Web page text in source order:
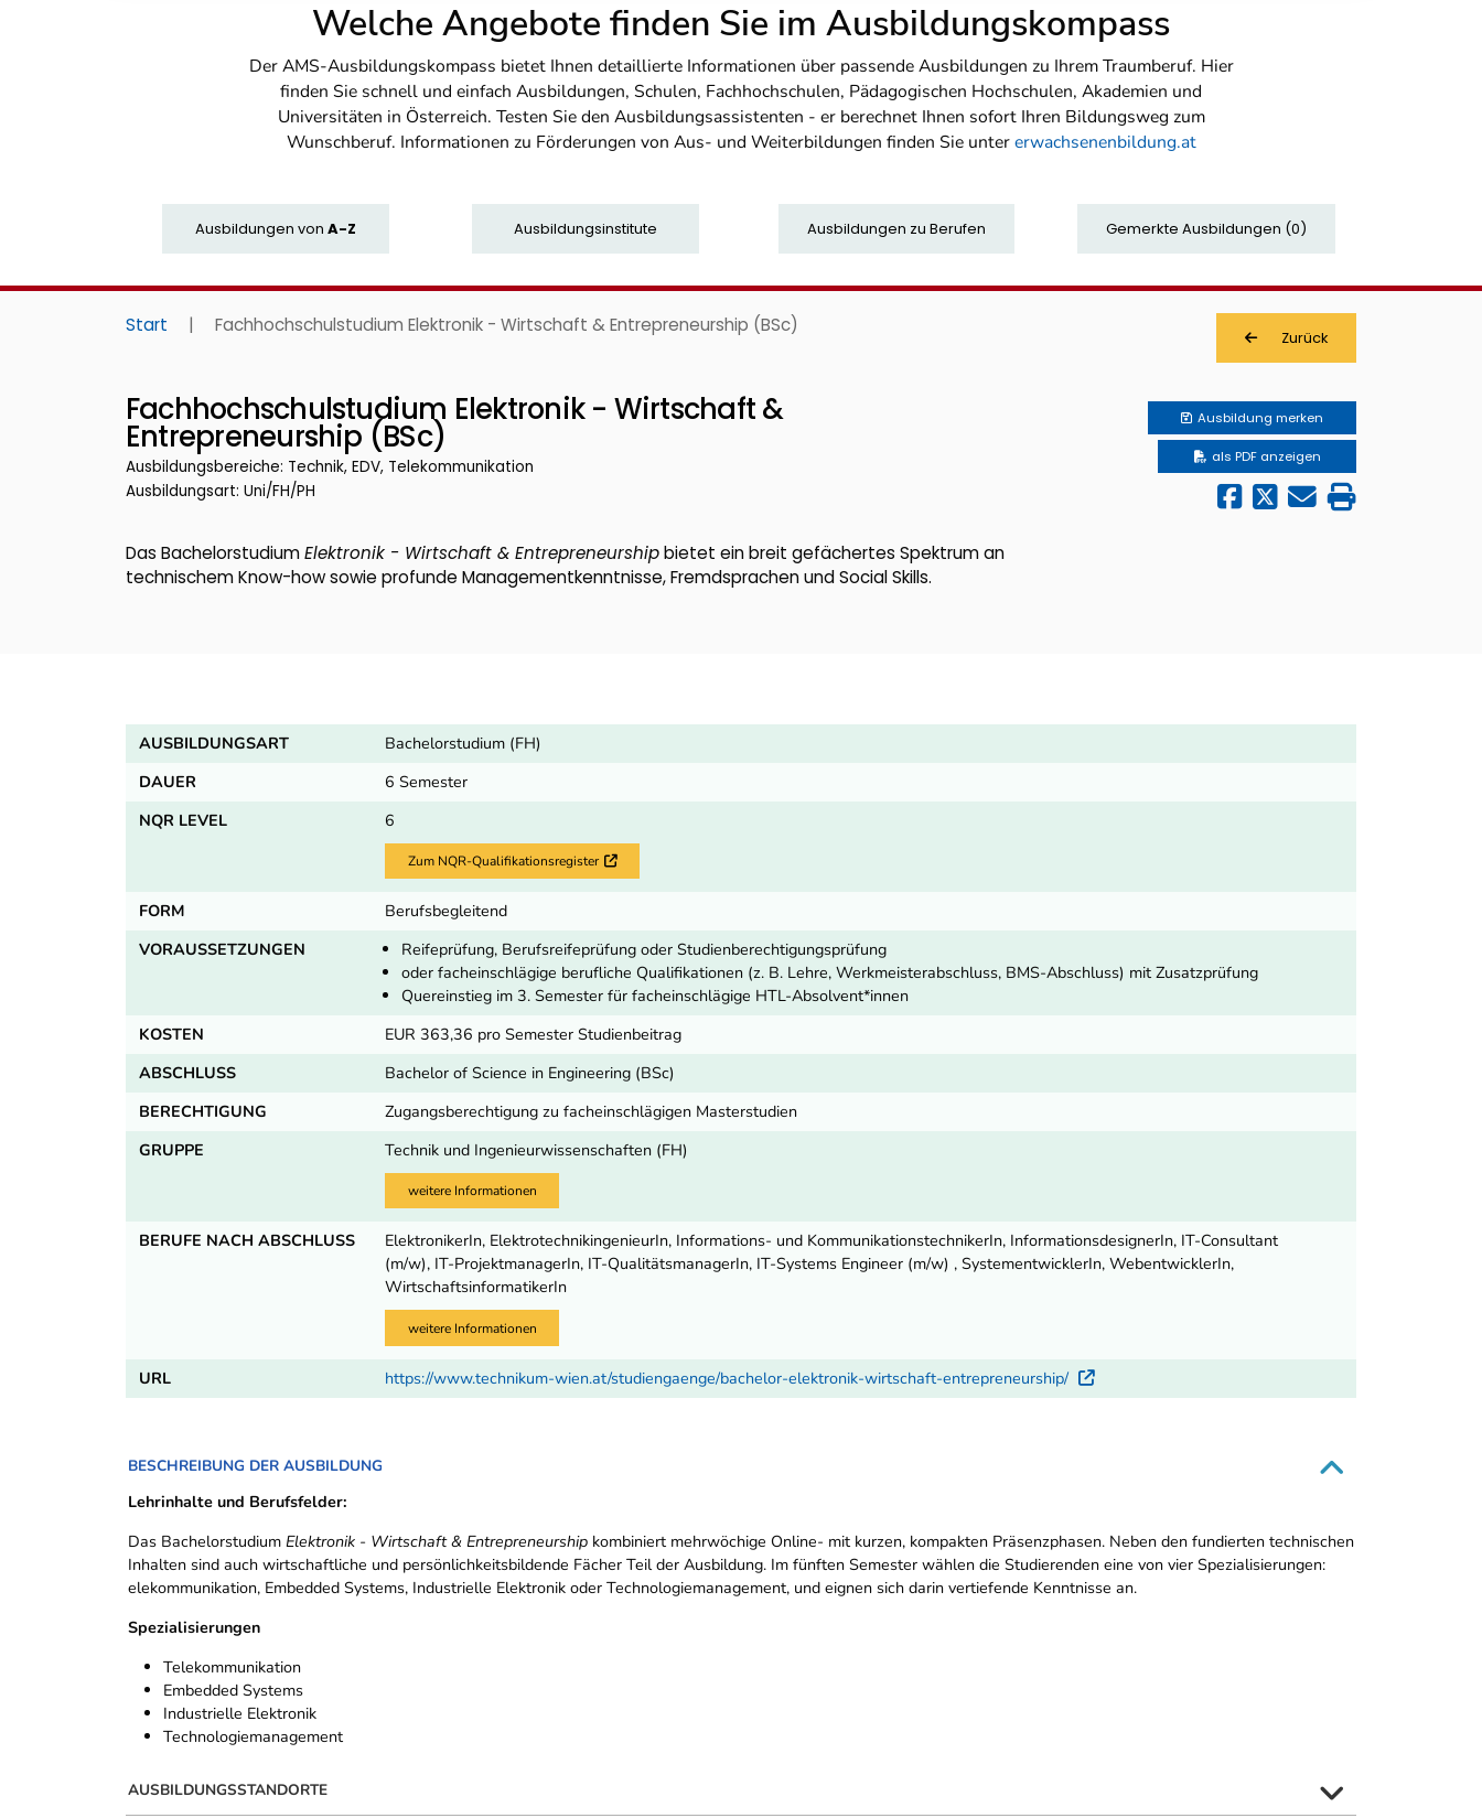
Welche Angebote finden Sie im Ausbildungskompass
Der AMS-Ausbildungskompass bietet Ihnen detaillierte Informationen über passende Ausbildungen zu Ihrem Traumberuf. Hier
finden Sie schnell und einfach Ausbildungen, Schulen, Fachhochschulen, Pädagogischen Hochschulen, Akademien und
Universitäten in Österreich. Testen Sie den Ausbildungsassistenten - er berechnet Ihnen sofort Ihren Bildungsweg zum
Wunschberuf. Informationen zu Förderungen von Aus- und Weiterbildungen finden Sie untererwachsenenbildung.at
Ausbildungen von A-Z Ausbildungsinstitute Ausbildungen zu Berufen Gemerkte Ausbildungen (0)
Start | Fachhochschulstudium Elektronik - Wirtschaft & Entrepreneurship (BSc)
Zurück
Fachhochschulstudium Elektronik - Wirtschaft &
Entrepreneurship (BSc)
Ausbildungsbereiche: Technik, EDV, Telekommunikation
Ausbildungsart: Uni/FH/PH
Das BachelorstudiumElektronik - Wirtschaft & Entrepreneurshipbietet ein breit gefächertes Spektrum an
technischem Know-how sowie profunde Managementkenntnisse, Fremdsprachen und Social Skills.
Ausbildung merken
als PDF anzeigen
AUSBILDUNGSART
Bachelorstudium (FH)
DAUER
6 Semester
NQR LEVEL
6
Zum NQR-Qualifikationsregister Externer Link
FORM
Berufsbegleitend
VORAUSSETZUNGEN
Reifeprüfung, Berufsreifeprüfung oder Studienberechtigungsprüfung
oder facheinschlägige berufliche Qualifikationen (z. B. Lehre, Werkmeisterabschluss, BMS-Abschluss) mit Zusatzprüfung
Quereinstieg im 3. Semester für facheinschlägige HTL-Absolvent*innen
KOSTEN
EUR 363,36 pro Semester Studienbeitrag
ABSCHLUSS
Bachelor of Science in Engineering (BSc)
BERECHTIGUNG
Zugangsberechtigung zu facheinschlägigen Masterstudien
GRUPPE
Technik und Ingenieurwissenschaften (FH)
weitere Informationen
BERUFE NACH ABSCHLUSS
ElektronikerIn, ElektrotechnikingenieurIn, Informations- und KommunikationstechnikerIn, InformationsdesignerIn, IT-Consultant
(m/w), IT-ProjektmanagerIn, IT-QualitätsmanagerIn, IT-Systems Engineer (m/w) , SystementwicklerIn, WebentwicklerIn,
WirtschaftsinformatikerIn
weitere Informationen
URL https://www.technikum-wien.at/studiengaenge/bachelor-elektronik-wirtschaft-entrepreneurship/ Externer Link
BESCHREIBUNG DER AUSBILDUNG
Lehrinhalte und Berufsfelder:
Das Bachelorstudium Elektronik - Wirtschaft & Entrepreneurship kombiniert mehrwöchige Online- mit kurzen, kompakten Präsenzphasen. Neben den fundierten technischen
Inhalten sind auch wirtschaftliche und persönlichkeitsbildende Fächer Teil der Ausbildung. Im fünften Semester wählen die Studierenden eine von vier Spezialisierungen:
elekommunikation, Embedded Systems, Industrielle Elektronik oder Technologiemanagement, und eignen sich darin vertiefende Kenntnisse an.
Spezialisierungen
Telekommunikation
Embedded Systems
Industrielle Elektronik
Technologiemanagement
AUSBILDUNGSSTANDORTE